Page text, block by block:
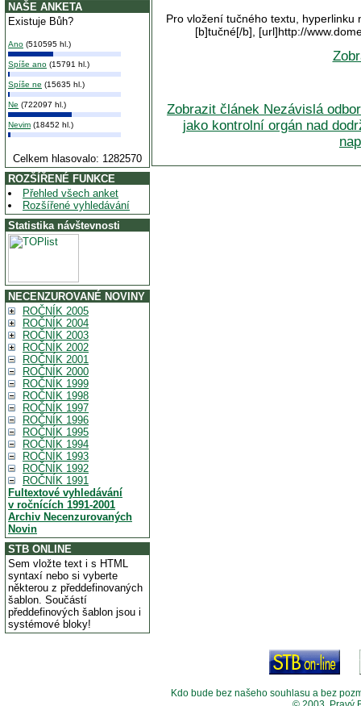
NAŠE ANKETA
Existuje Bůh?
Ano (510595 hl.)
Spíše ano (15791 hl.)
Spíše ne (15635 hl.)
Ne (722097 hl.)
Nevim (18452 hl.)
Celkem hlasovalo: 1282570
ROZŠÍŘENÉ FUNKCE
Přehled všech anket
Rozšířené vyhledávání
Statistika návštevnosti
NECENZUROVANÉ NOVINY
ROČNÍK 2005
ROČNÍK 2004
ROČNÍK 2003
ROČNÍK 2002
ROČNÍK 2001
ROČNÍK 2000
ROČNÍK 1999
ROČNÍK 1998
ROČNÍK 1997
ROČNÍK 1996
ROČNÍK 1995
ROČNÍK 1994
ROČNÍK 1993
ROČNÍK 1992
ROČNÍK 1991
Fultextové vyhledávání
v ročnících 1991-2001
Archiv Necenzurovaných
Novin
STB ONLINE
Sem vložte text i s HTML
syntaxí nebo si vyberte
některou z předdefinovaných
šablon. Součástí
předdefinových šablon jsou i
systémové bloky!
Pro vložení tučného textu,
[b]tučné[/b], [url]http://
Zobrazit článek Nezávislá
jako kontrolní orgán nad
Kdo bude bez našeho souhlasu a bez